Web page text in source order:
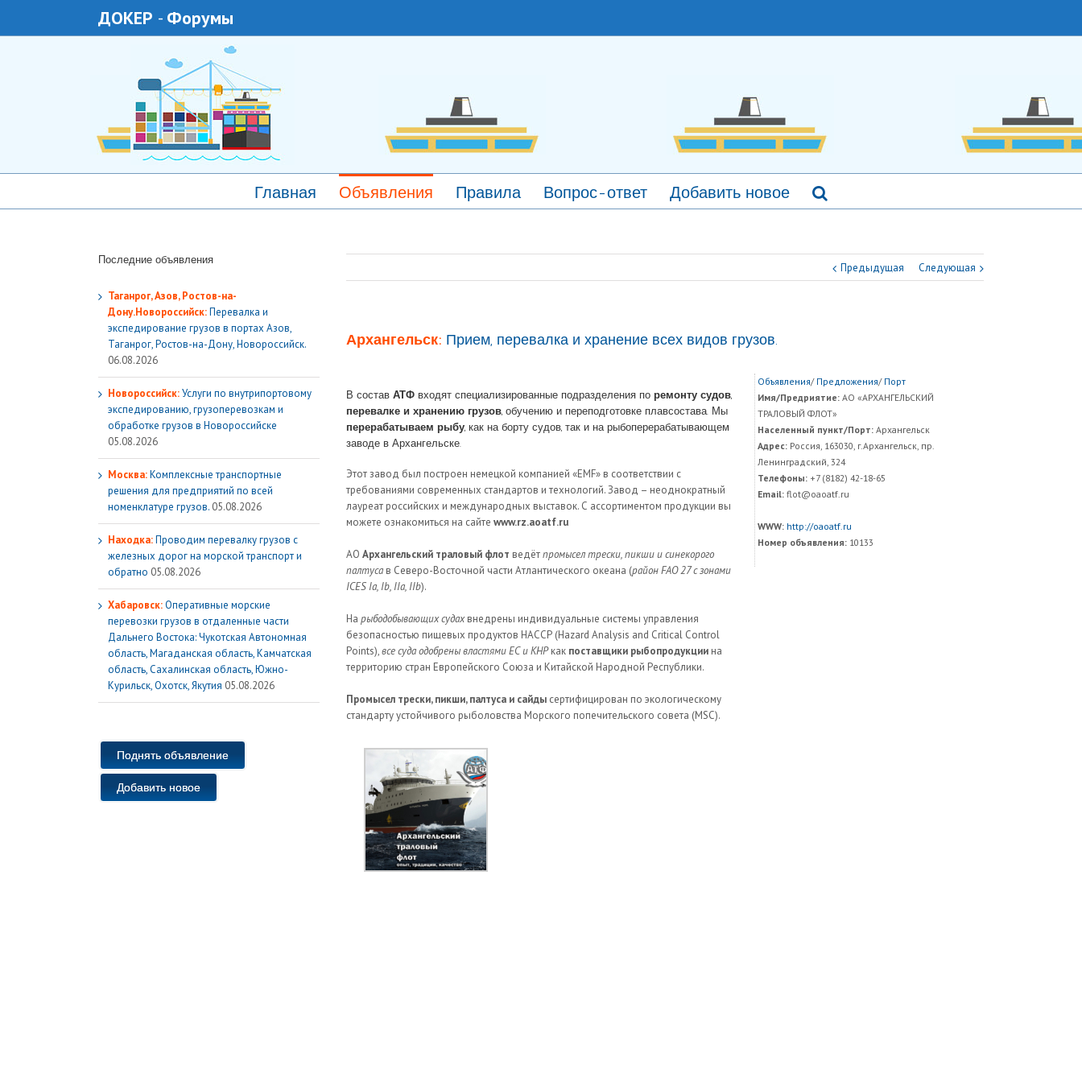
ДОКЕР - Форумы
Главная Объявления Правила Вопрос-ответ Добавить новое
Предыдущая Следующая
Архангельск: Прием, перевалка и хранение всех видов грузов.
В состав АТФ входят специализированные подразделения по ремонту судов,
перевалке и хранению грузов, обучению и переподготовке плавсостава. Мы
перерабатываем рыбу, как на борту судов, так и на рыбоперерабатывающем
заводе в Архангельске.
Этот завод был построен немецкой компанией «ЕМF» в соответствии с
требованиями современных стандартов и технологий. Завод – неоднократный
лауреат российских и международных выставок. С ассортиментом продукции вы
можете ознакомиться на сайте www.rz.aoatf.ru
АО Архангельский траловый флот ведётпромысел трески, пикши и синекорого
палтуса в Северо-Восточной части Атлантического океана (район FAO 27 с зонами
ICES Ia, Ib, IIa, IIb).
На рыбодобывающих судахвнедрены индивидуальные системы управления
безопасностью пищевых продуктов НАССР (Hazard Analysis and Critical Control
Points),все суда одобрены властями ЕС и КНРкак поставщики рыбопродукции на
территорию стран Европейского Союза и Китайской Народной Республики.
Промысел трески, пикши, палтуса и сайды сертифицирован по экологическому
стандарту устойчивого рыболовства Морского попечительского совета (MSC).
Объявления/ Предложения/ Порт
Имя/Предриятие: АО «АРХАНГЕЛЬСКИЙ
ТРАЛОВЫЙ ФЛОТ»
Населенный пункт/Порт: Архангельск
Адрес: Россия, 163030, г.Архангельск, пр.
Ленинградский, 324
Телефоны: +7 (8182) 42-18-65
Email: flot@oaoatf.ru
WWW: http://oaoatf.ru
Номер объявления: 10133
Последние объявления
Таганрог, Азов, Ростов-на-
Дону.Новороссийск:Перевалка и
экспедирование грузов в портах Азов,
Таганрог, Ростов-на-Дону, Новороссийск.
06.08.2026
Новороссийск:Услуги по внутрипортовому
экспедированию, грузоперевозкам и
обработке грузов в Новороссийске
05.08.2026
Москва:Комплексные транспортные
решения для предприятий по всей
номенклатуре грузов. 05.08.2026
Находка:Проводим перевалку грузов с
железных дорог на морской транспорт и
обратно 05.08.2026
Хабаровск:Оперативные морские
перевозки грузов в отдаленные части
Дальнего Востока: Чукотская Автономная
область, Магаданская область, Камчатская
область, Сахалинская область, Южно-
Курильск, Охотск, Якутия 05.08.2026
Поднять объявление
Добавить новое